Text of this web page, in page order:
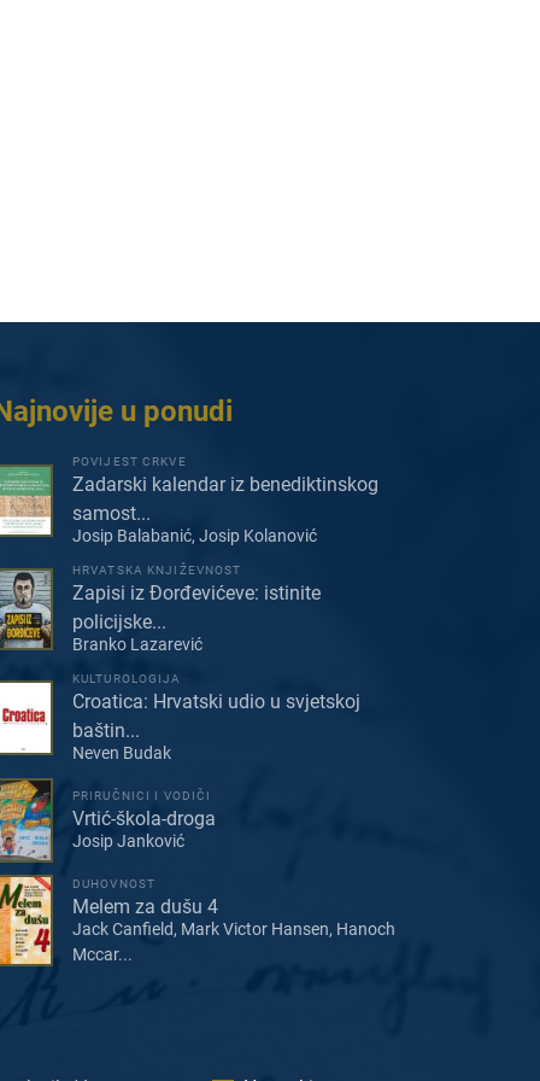
u ponudi
POVIJEST CRKVE
Zadarski kalendar iz benediktinskog
samost...
Josip Balabanić, Josip Kolanović
HRVATSKA KNJIŽEVNOST
Zapisi iz Đorđevićeve: istinite
policijske...
Branko Lazarević
KULTUROLOGIJA
Croatica: Hrvatski udio u svjetskoj
baštin...
Neven Budak
PRIRUČNICI I VODIČI
Vrtić-škola-droga
Josip Janković
DUHOVNOST
Melem za dušu 4
Jack Canfield, Mark Victor Hansen, Hanoch
Mccar...